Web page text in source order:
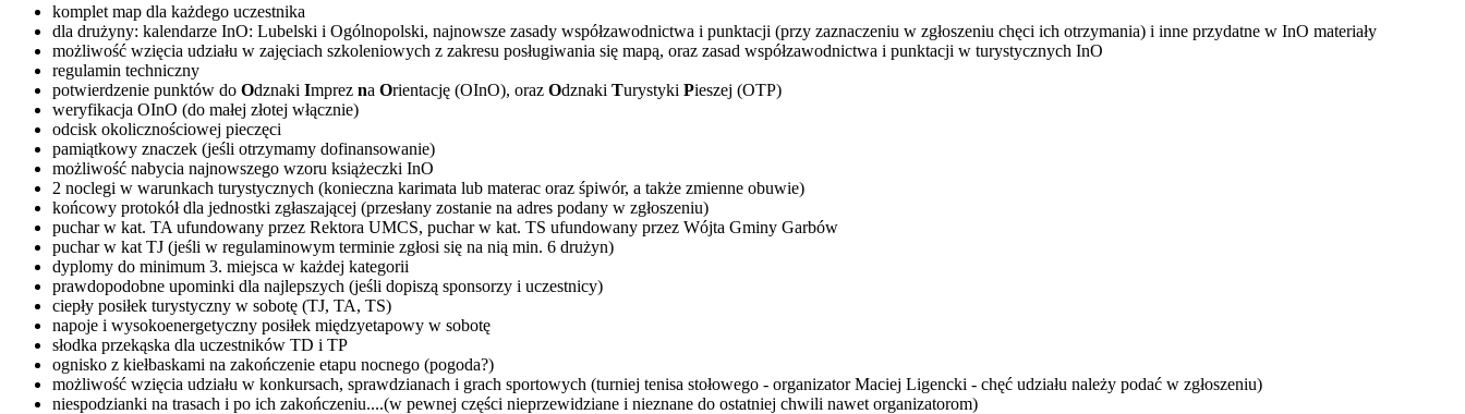
komplet map dla każdego uczestnika
dla drużyny: kalendarze InO: Lubelski i Ogólnopolski, najnowsze zasady współzawodnictwa i punktacji (przy zaznaczeniu w zgłoszeniu chęci ich otrzymania) i inne przydatne w InO materiały
możliwość wzięcia udziału w zajęciach szkoleniowych z zakresu posługiwania się mapą, oraz zasad współzawodnictwa i punktacji w turystycznych InO
regulamin techniczny
potwierdzenie punktów do Odznaki Imprez na Orientację (OInO), oraz Odznaki Turystyki Pieszej (OTP)
weryfikacja OInO (do małej złotej włącznie)
odcisk okolicznościowej pieczęci
pamiątkowy znaczek (jeśli otrzymamy dofinansowanie)
możliwość nabycia najnowszego wzoru książeczki InO
2 noclegi w warunkach turystycznych (konieczna karimata lub materac oraz śpiwór, a także zmienne obuwie)
końcowy protokół dla jednostki zgłaszającej (przesłany zostanie na adres podany w zgłoszeniu)
puchar w kat. TA ufundowany przez Rektora UMCS, puchar w kat. TS ufundowany przez Wójta Gminy Garbów
puchar w kat TJ (jeśli w regulaminowym terminie zgłosi się na nią min. 6 drużyn)
dyplomy do minimum 3. miejsca w każdej kategorii
prawdopodobne upominki dla najlepszych (jeśli dopiszą sponsorzy i uczestnicy)
ciepły posiłek turystyczny w sobotę (TJ, TA, TS)
napoje i wysokoenergetyczny posiłek międzyetapowy w sobotę
słodka przekąska dla uczestników TD i TP
ognisko z kiełbaskami na zakończenie etapu nocnego (pogoda?)
możliwość wzięcia udziału w konkursach, sprawdzianach i grach sportowych (turniej tenisa stołowego - organizator Maciej Ligencki - chęć udziału należy podać w zgłoszeniu)
niespodzianki na trasach i po ich zakończeniu....(w pewnej części nieprzewidziane i nieznane do ostatniej chwili nawet organizatorom)